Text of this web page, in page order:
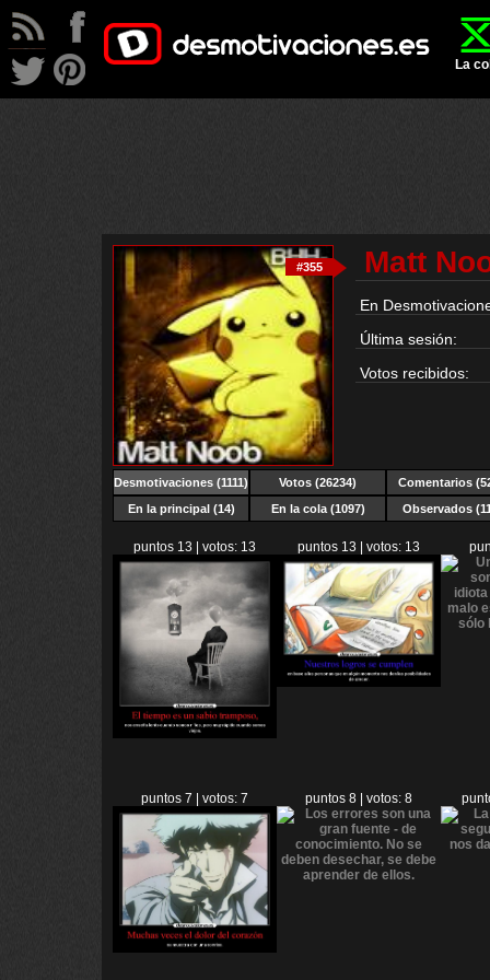
La
#355 Matt
En
Última sesión:
Votos recibidos:
Desmotivaciones (1111) Votos (26234)
Comentarios
En la principal (14)
En la cola (1097) Observados
puntos 13 | votos: 13 puntos 13 | votos: 13
puntos 7 | votos: 7 puntos 8 | votos: 8